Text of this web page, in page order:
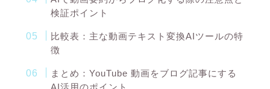
検証ポイント
比較表：主な動画テキスト変換AIツールの特
徴
まとめ：YouTube 動画をブログ記事にする